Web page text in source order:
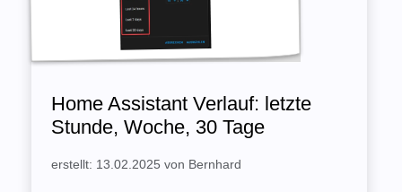
Home Assistant Verlauf: letzte
Stunde, Woche, 30 Tage
erstellt: 13.02.2025 von Bernhard